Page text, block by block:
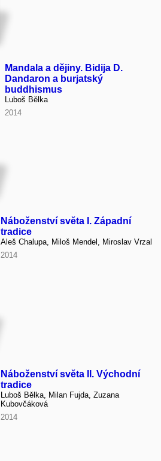
Mandala a dějiny. Bidija D.
Dandaron a burjatský
buddhismus
Luboš Bělka
2014
Náboženství světa I. Západní
tradice
Aleš Chalupa, Miloš Mendel, Miroslav Vrzal
2014
Náboženství světa II. Východní
tradice
Luboš Bělka, Milan Fujda, Zuzana
Kubovčáková
2014